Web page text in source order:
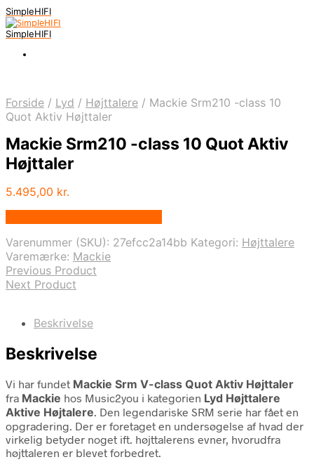
SimpleHIFI
SimpleHIFI
Forside / Lyd / Højttalere / Mackie Srm210 -class 10
Quot Aktiv Højttaler
Mackie Srm210 -class 10 Quot Aktiv
Højttaler
5.495,00 kr.
Varenummer (SKU): 27efcc2a14bb Kategori: Højttalere
Varemærke: Mackie
Previous Product
Next Product
Beskrivelse
Beskrivelse
Vi har fundet Mackie Srm V-class Quot Aktiv Højttaler
fra Mackie hos Music2you i kategorien Lyd Højttalere
Aktive Højtalere. Den legendariske SRM serie har fået en
opgradering. Der er foretaget en undersøgelse af hvad der
virkelig betyder noget ift. højttalerens evner, hvorudfra
højttaleren er blevet forbedret.